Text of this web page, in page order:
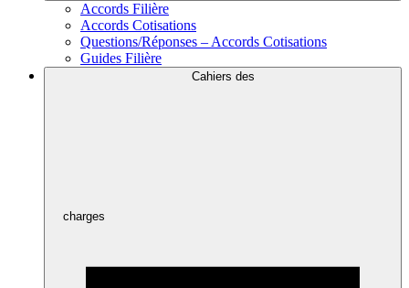
Accords Filière
Accords Cotisations
Questions/Réponses – Accords Cotisations
Guides Filière
Cahiers des
charges